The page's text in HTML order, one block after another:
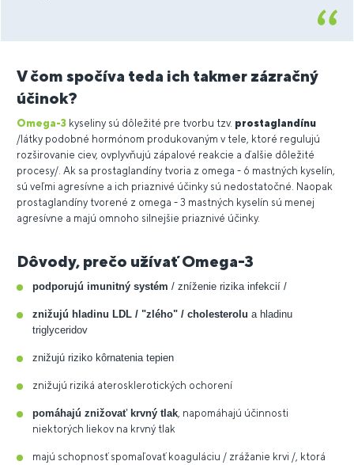
V čom spočíva teda ich takmer zázračný
účinok?
Omega-3 kyseliny sú dôležité pre tvorbu tzv. prostaglandínu
/látky podobné hormónom produkovaným v tele, ktoré regulujú
rozširovanie ciev, ovplyvňujú zápalové reakcie a ďalšie dôležité
procesy/. Ak sa prostaglandíny tvoria z omega - 6 mastných kyselín,
sú veľmi agresívne a ich priaznivé účinky sú nedostatočné. Naopak
prostaglandíny tvorené z omega - 3 mastných kyselín sú menej
agresívne a majú omnoho silnejšie priaznivé účinky.
Dôvody, prečo užívať Omega-3
podporujú imunitný systém / zníženie rizika infekcií /
znižujú hladinu LDL / "zlého" / cholesterolu a hladinu
triglyceridov
znižujú riziko kôrnatenia tepien
znižujú riziká aterosklerotických ochorení
pomáhajú znižovať krvný tlak , napomáhajú účinnosti
niektorých liekov na krvný tlak
majú schopnosť spomaľovať koaguláciu / zrážanie krvi /, ktorá